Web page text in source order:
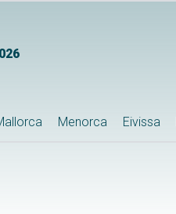
Menorca Eivissa